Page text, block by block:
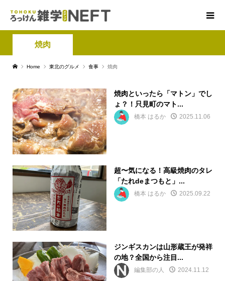
焼肉
Home 東北のグルメ 食事 焼肉
焼肉といったら「マトン」でし
ょ？！只見町のマト...
橋本 はるか 2025.11.06
超〜気になる！高級焼肉のタレ
「たれdeまつもと」...
橋本 はるか 2025.09.22
ジンギスカンは山形蔵王が発祥
の地？全国から注目...
編集部の人 2024.11.12